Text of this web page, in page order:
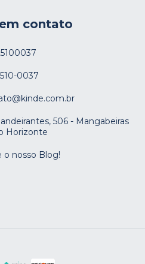
contato
0037
506 - Mangabeiras
Horizonte
o nosso Blog!